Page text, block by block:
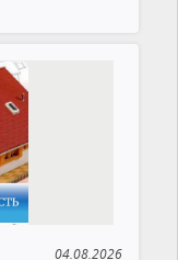
04.08.2026